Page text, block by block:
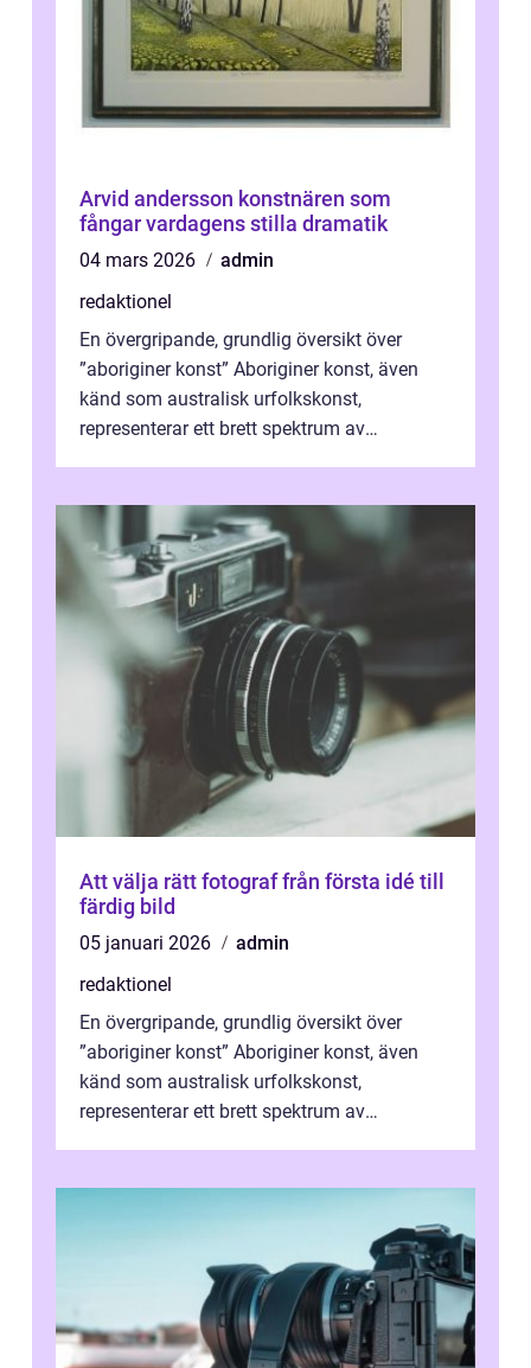
Arvid andersson konstnären som
fångar vardagens stilla dramatik
04 mars 2026
admin
redaktionel
En övergripande, grundlig översikt över
”aboriginer konst” Aboriginer konst, även
känd som australisk urfolkskonst,
representerar ett brett spektrum av
Att välja rätt fotograf från första idé till
färdig bild
05 januari 2026
admin
redaktionel
En övergripande, grundlig översikt över
”aboriginer konst” Aboriginer konst, även
känd som australisk urfolkskonst,
representerar ett brett spektrum av